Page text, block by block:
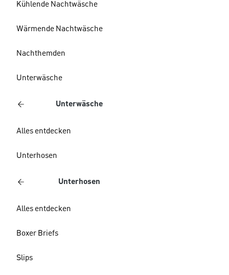
Kühlende Nachtwäsche
Wärmende Nachtwäsche
Nachthemden
Unterwäsche
Unterwäsche
Alles entdecken
Unterhosen
Unterhosen
Alles entdecken
Boxer Briefs
Slips